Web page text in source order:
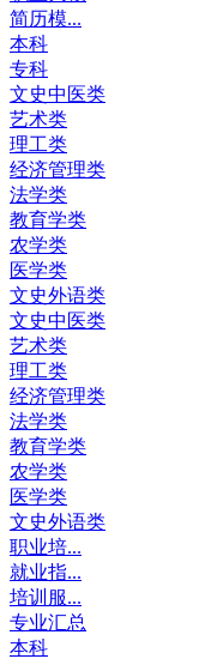
简历模...
本科
专科
文史中医类
艺术类
理工类
经济管理类
法学类
教育学类
农学类
医学类
文史外语类
文史中医类
艺术类
理工类
经济管理类
法学类
教育学类
农学类
医学类
文史外语类
职业培...
就业指...
培训服...
专业汇总
本科